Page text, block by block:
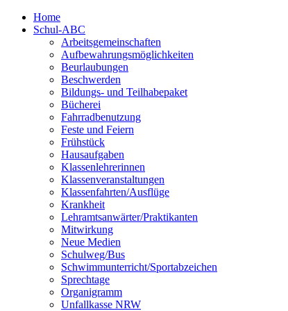
Home
Schul-ABC
Arbeitsgemeinschaften
Aufbewahrungsmöglichkeiten
Beurlaubungen
Beschwerden
Bildungs- und Teilhabepaket
Bücherei
Fahrradbenutzung
Feste und Feiern
Frühstück
Hausaufgaben
Klassenlehrerinnen
Klassenveranstaltungen
Klassenfahrten/Ausflüge
Krankheit
Lehramtsanwärter/Praktikanten
Mitwirkung
Neue Medien
Schulweg/Bus
Schwimmunterricht/Sportabzeichen
Sprechtage
Organigramm
Unfallkasse NRW